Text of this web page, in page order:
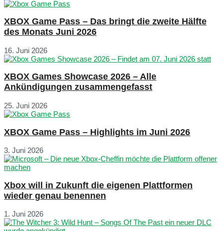
XBOX Game Pass – Das bringt die zweite Hälfte
des Monats Juni 2026
16. Juni 2026
XBOX Games Showcase 2026 – Alle
Ankündigungen zusammengefasst
25. Juni 2026
XBOX Game Pass – Highlights im Juni 2026
3. Juni 2026
Xbox will in Zukunft die eigenen Plattformen
wieder genau benennen
1. Juni 2026